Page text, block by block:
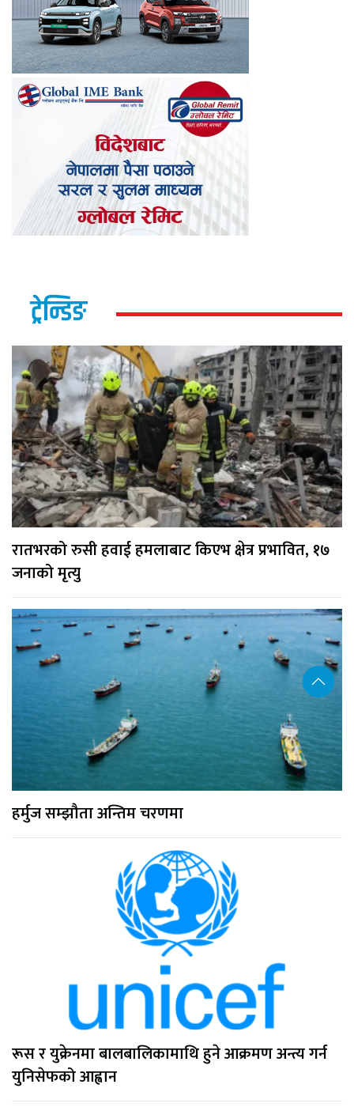
ट्रेन्डिङ
रातभरको रुसी हवाई हमलाबाट किएभ क्षेत्र प्रभावित, १७
जनाको मृत्यु
हर्मुज सम्झौता अन्तिम चरणमा
रूस र युक्रेनमा बालबालिकामाथि हुने आक्रमण अन्त्य गर्न
युनिसेफको आह्वान